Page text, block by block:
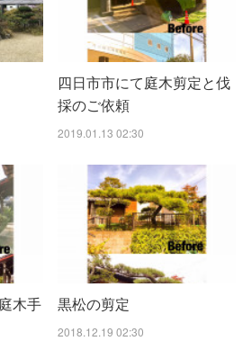
四日市市にて庭木剪定と伐
採のご依頼
2019.01.13 02:30
木手
黒松の剪定
2018.12.19 02:30